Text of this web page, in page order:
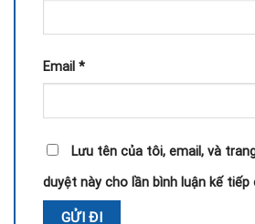
Email *
Lưu tên của tôi, email, và
duyệt này cho lần bình luận kế tiếp